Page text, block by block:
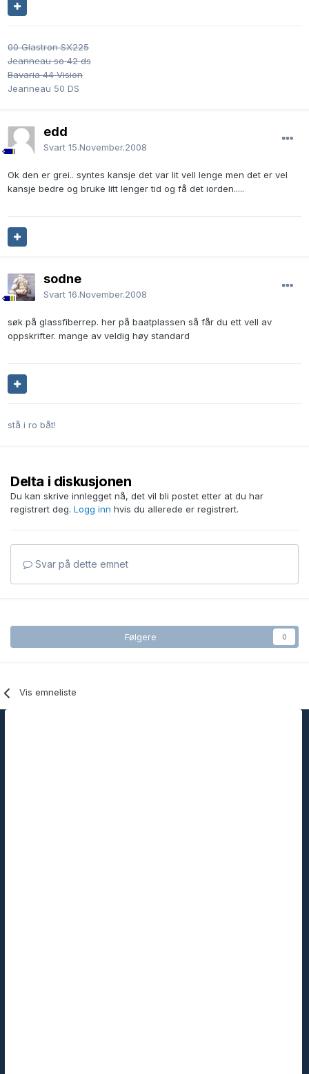
00 Glastron SX225
Jeanneau so 42 ds
Bavaria 44 Vision
Jeanneau 50 DS
edd
Svart 15.November.2008
Ok den er grei.. syntes kansje det var lit vell lenge men det er vel
kansje bedre og bruke litt lenger tid og få det iorden.....
sodne
Svart 16.November.2008
søk på glassfiberrep. her på baatplassen så får du ett vell av
oppskrifter. mange av veldig høy standard
stå i ro båt!
Delta i diskusjonen
Du kan skrive innlegget nå, det vil bli postet etter at du har
registrert deg. Logg inn hvis du allerede er registrert.
Svar på dette emnet
Følgere 0
Vis emneliste